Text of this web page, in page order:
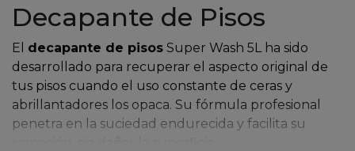
Decapante de Pisos
El decapante de pisos Super Wash 5L ha sido
desarrollado para recuperar el aspecto original de
tus pisos cuando el uso constante de ceras y
abrillantadores los opaca. Su fórmula profesional
penetra en la suciedad endurecida y facilita su